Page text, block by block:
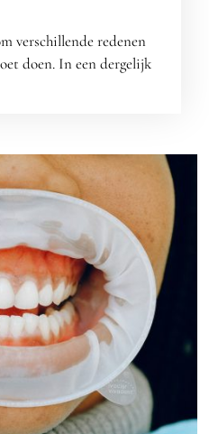
verschillende redenen
doen. In een dergelijk